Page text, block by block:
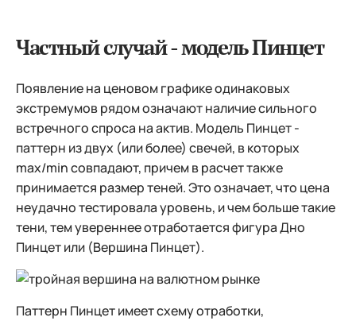
Частный случай - модель Пинцет
Появление на ценовом графике одинаковых
экстремумов рядом означают наличие сильного
встречного спроса на актив. Модель Пинцет -
паттерн из двух (или более) свечей, в которых
max/min совпадают, причем в расчет также
принимается размер теней. Это означает, что цена
неудачно тестировала уровень, и чем больше такие
тени, тем увереннее отработается фигура Дно
Пинцет или (Вершина Пинцет).
Паттерн Пинцет имеет схему отработки,